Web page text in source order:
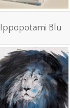
Ippopotami Blu